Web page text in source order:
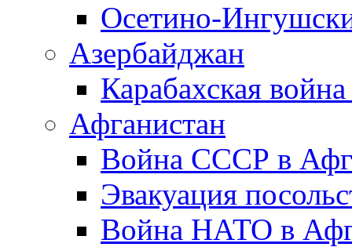
Осетино-
Азербайджан
Карабахская
Афганистан
Война СССР в
Эвакуация
Война НАТО в